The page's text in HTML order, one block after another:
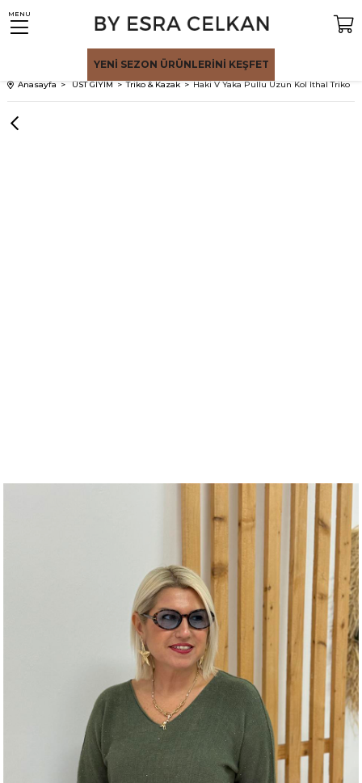
MENU
YENİ SEZON ÜRÜNLERİNİ KEŞFET
Anasayfa ÜST GİYİM Triko & Kazak Haki V Yaka Pullu Uzun Kol İthal Triko